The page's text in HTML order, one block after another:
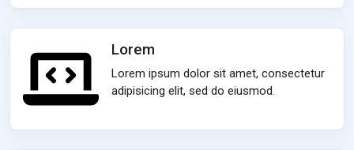
Lorem
Lorem ipsum dolor sit amet, consectetur
adipisicing elit, sed do eiusmod.